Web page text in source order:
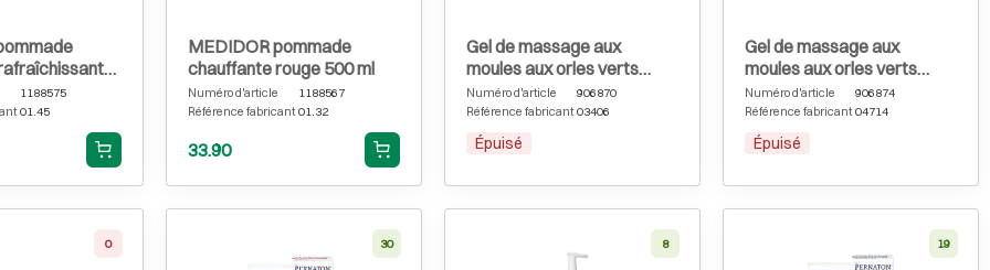
1188575
01.45
MEDIDOR pommade
chauffante rouge 500 ml
Numéro d'article
1188567
Référence fabricant 01.32
33.90
Gel de massage aux
moules aux orles verts
Pernaton Cool 125 ml
Numéro d'article
906870
Référence fabricant 03406
Épuisé
Gel de massage aux
moules aux orles verts
Pernaton Cool 250 ml
Numéro d'article
906874
Référence fabricant 04714
Épuisé
0 30 8 19